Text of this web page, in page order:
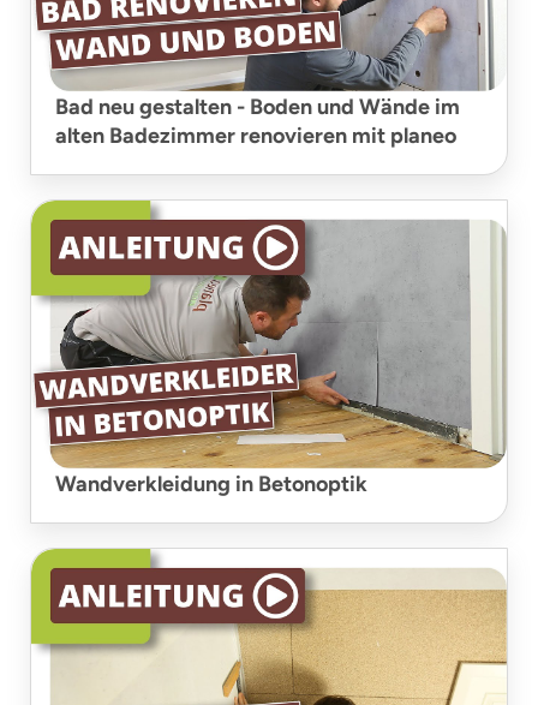
Bad neu gestalten - Boden und Wände im
alten Badezimmer renovieren mit planeo
Wandverkleidung in Betonoptik